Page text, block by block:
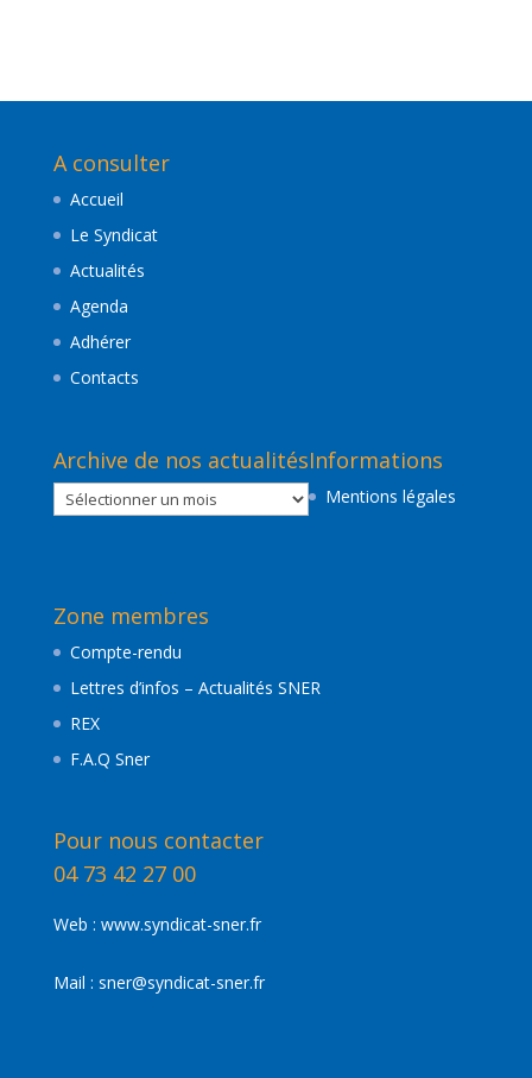
A consulter
Accueil
Le Syndicat
Actualités
Agenda
Adhérer
Contacts
Archive de nos actualités
Archive
de
Informations
Mentions légales
Zone membres
Compte-rendu
Lettres d’infos – Actualités SNER
REX
F.A.Q Sner
Pour nous contacter
04 73 42 27 00
Web : www.syndicat-sner.fr
Mail : sner@syndicat-sner.fr